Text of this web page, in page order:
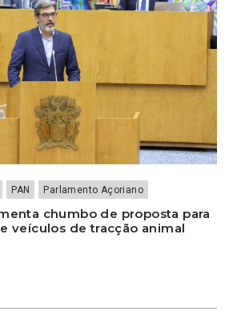
PAN Parlamento Açoriano
chumbo de proposta para
veículos de tracção animal